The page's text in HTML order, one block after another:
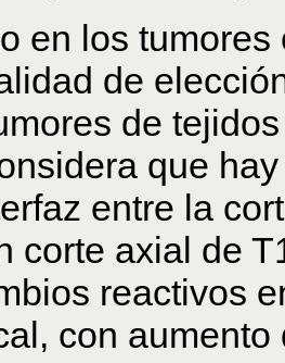
en los
de
de
que
entre la
corte axial de
reactivos
con